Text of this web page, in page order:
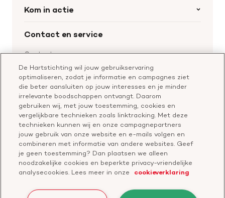
Werken bij de Hartstichting
Nieuws
Materialen bestellen
Aanmelden nieuwsbrief
Kom in actie
Word collectant
Leer reanimeren
Geef ter nagedachtenis
Start een actie
Contact en service
Contactgegevens
Bel of chat met een voorlichter
Vragen over donateurschap
Klachtenformulier
Check je gesprek
Doneer
BezoekBezoekBezoekBezoekBezoekBezoek
De Hartstichting wil jouw gebruikservaring
optimaliseren, zodat je informatie en campagnes ziet
die beter aansluiten op jouw interesses en je minder
irrelevante boodschappen ontvangt. Daarom
gebruiken wij, met jouw toestemming, cookies en
vergelijkbare technieken zoals linktracking. Met deze
technieken kunnen wij en onze campagnepartners
jouw gebruik van onze website en e-mails volgen en
combineren met informatie van andere websites. Geef
je geen toestemming? Dan plaatsen we alleen
noodzakelijke cookies en beperkte privacy-vriendelijke
analysecookies. Lees meer in onze
cookieverklaring